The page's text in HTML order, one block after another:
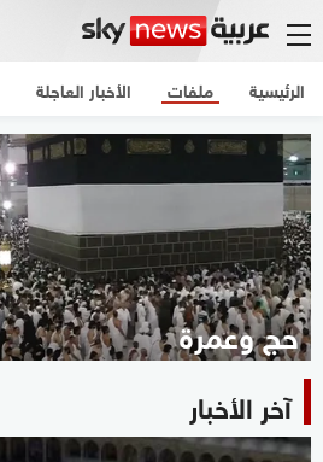
الرئيسية الأخبار العاجلة ملفات
حج وعمرة
آخر الأخبار